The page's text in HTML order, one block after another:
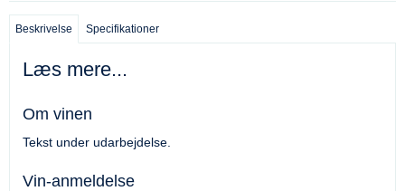
Beskrivelse Specifikationer
Læs mere...
Om vinen
Tekst under udarbejdelse.
Vin-anmeldelse